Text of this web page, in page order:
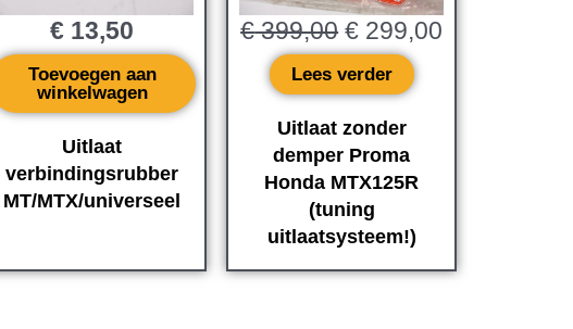
Uitlaat
verbindingsrubber
MT/MTX/universeel
€ 13,50
Toevoegen aan
winkelwagen
Uitlaat zonder
demper Proma
Honda MTX125R
(tuning
uitlaatsysteem!)
€399,00 € 299,00
Lees verder